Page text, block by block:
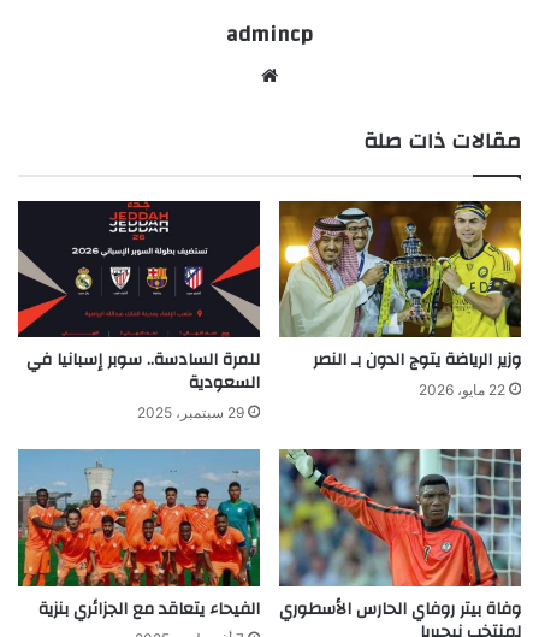
admincp
مقالات ذات صلة
وزير الرياضة يتوج الدون بـ النصر
22 مايو، 2026
للمرة السادسة.. سوبر إسبانيا في
السعودية
29 سبتمبر، 2025
وفاة بيتر روفاي الحارس الأسطوري الفيحاء يتعاقد مع الجزائري بنزية